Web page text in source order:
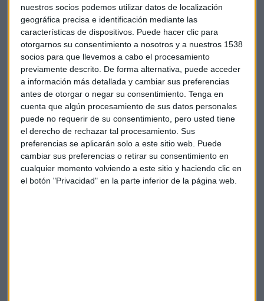
nuestros socios podemos utilizar datos de localización
geográfica precisa e identificación mediante las
características de dispositivos. Puede hacer clic para
otorgarnos su consentimiento a nosotros y a nuestros 1538
socios para que llevemos a cabo el procesamiento
previamente descrito. De forma alternativa, puede acceder
a información más detallada y cambiar sus preferencias
antes de otorgar o negar su consentimiento. Tenga en
cuenta que algún procesamiento de sus datos personales
puede no requerir de su consentimiento, pero usted tiene
el derecho de rechazar tal procesamiento. Sus
preferencias se aplicarán solo a este sitio web. Puede
cambiar sus preferencias o retirar su consentimiento en
cualquier momento volviendo a este sitio y haciendo clic en
el botón "Privacidad" en la parte inferior de la página web.
Los retos y desafíos del sector
La colaboración público-privada es fundamental
sobre todo el sector sanitario, los recursos de la
Administración, señala el director Gerente del Parque
TecnológicoWalqa, son fundamentales y hay muchas
empresas que hacen esa colaboración. Un ejemplo de ello es
Podoactiva, su Director Gerente destaca que siempre han
apostado por la tecnología para ir por delante de la
competencia.
El CEO deCertestconsidera que hay mucho por hacer en el
campo de esa colaboración público-privada, hace falta más
integración aunque "se están haciendo grandes avances, ya